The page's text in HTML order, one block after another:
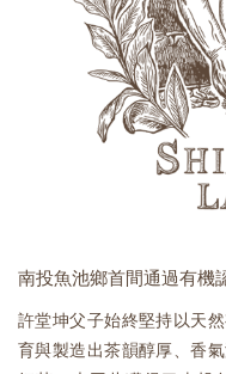
南投魚池鄉首間通過有機
許堂坤父子始終堅持以天
育與製造出茶韻醇厚、香